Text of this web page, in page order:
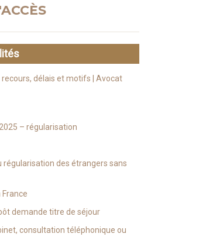
recours, délais et motifs | Avocat
– régularisation
régularisation des étrangers sans
France
demande titre de séjour
consultation téléphonique ou